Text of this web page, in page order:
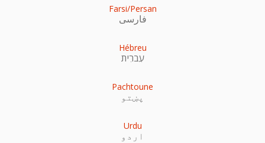
Farsi/Persan
فارسی
Hébreu
עִברִית
Pachtoune
پښتو
Urdu
اردو